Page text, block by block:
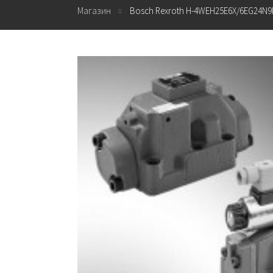
Магазин Bosch Rexroth H-4WEH25E6X/